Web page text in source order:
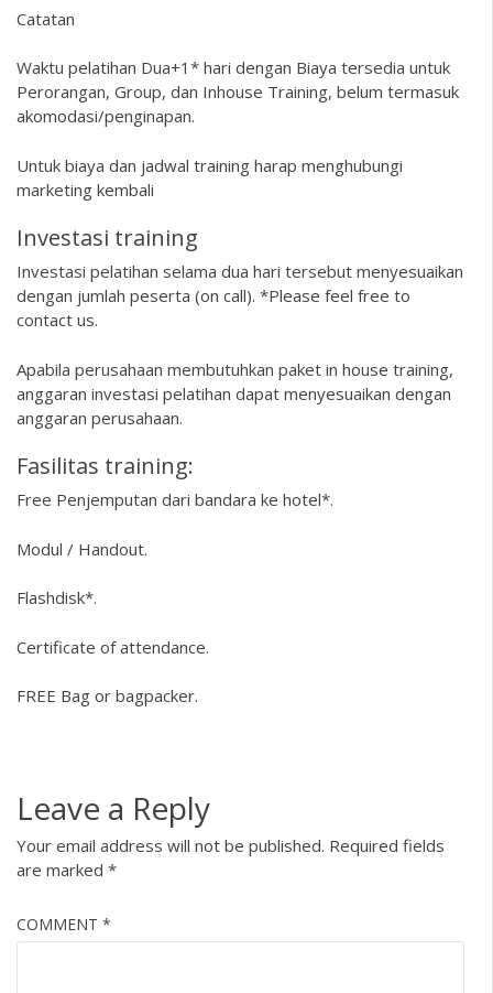
Catatan
Waktu pelatihan Dua+1* hari dengan Biaya tersedia untuk
Perorangan, Group, dan Inhouse Training, belum termasuk
akomodasi/penginapan.
Untuk biaya dan jadwal training harap menghubungi
marketing kembali
Investasi training
Investasi pelatihan selama dua hari tersebut menyesuaikan
dengan jumlah peserta (on call). *Please feel free to
contact us.
Apabila perusahaan membutuhkan paket in house training,
anggaran investasi pelatihan dapat menyesuaikan dengan
anggaran perusahaan.
Fasilitas training:
Free Penjemputan dari bandara ke hotel*.
Modul / Handout.
Flashdisk*.
Certificate of attendance.
FREE Bag or bagpacker.
Leave a Reply
Your email address will not be published. Required fields
are marked *
COMMENT *